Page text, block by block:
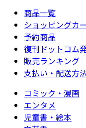
商品一覧
ショッピングカ
予約商品
復刊ドットコム
販売ランキング
支払い・配送方
コミック・漫画
エンタメ
児童書・絵本